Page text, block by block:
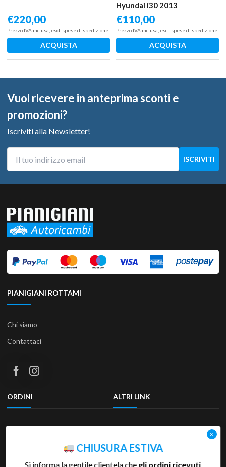
€220,00
Prezzo IVA inclusa, escl. spese di spedizione
ACQUISTA
Hyundai i30 2013
€110,00
Prezzo IVA inclusa, escl. spese di spedizione
ACQUISTA
Vuoi ricevere in anteprima sconti e
promozioni?
Iscriviti alla Newsletter!
PIANIGIANI ROTTAMI
Chi siamo
Contattaci
ORDINI
Termini e condizioni
ALTRI LINK
Privacy Policy
Accessibilità
CHIUSURA ESTIVA
Si informa la gentile clientela chegli ordini ricevuti